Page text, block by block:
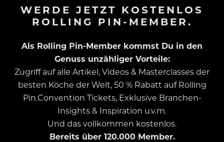
WERDE JETZT KOSTENLOS
ROLLING PIN-MEMBER.
Als Rolling Pin-Member kommst Du in den
Genuss unzähliger Vorteile:
Zugriff auf alle Artikel, Videos & Masterclasses der
besten Köche der Welt, 50 % Rabatt auf Rolling
Pin.Convention Tickets, Exklusive Branchen-
Insights & Inspiration u.v.m.
Und das vollkommen kostenlos.
Bereits über 120.000 Member.